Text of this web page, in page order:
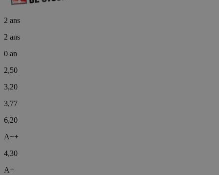
2 ans
2 ans
0 an
2,50
3,20
3,77
6,20
A++
4,30
A+